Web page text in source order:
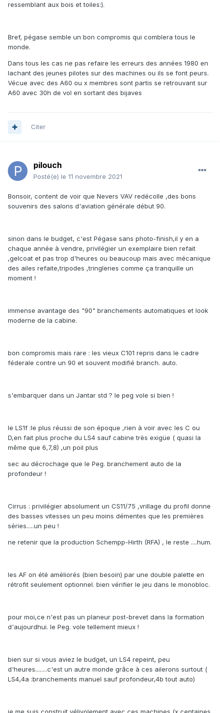
ressemblant aux bois et toiles:).
Bref, pégase semble un bon compromis qui comblera tous le
monde.
Dans tous les cas ne pas refaire les erreurs des années 1980 en
lachant des jeunes pilotes sur des machines ou ils se font peurs.
Vécue avec des A60 ou x membres sont partis se retrouvant sur
A60 avec 30h de vol en sortant des bijaves
Citer
pilouch
Posté(e) le 11 novembre 2021
Bonsoir, content de voir que Nevers VAV redécolle ,des bons
souvenirs des salons d'aviation générale début 90.
sinon dans le budget, c'est Pégase sans photo-finish,il y en a
chaque année à vendre, privilégier un exemplaire bien refait
,gelcoat et pas trop d'heures ou beaucoup mais avec mécanique
des ailes refaite,tripodes ,tringleries comme ça tranquille un
moment !
immense avantage des "90" branchements automatiques et look
moderne de la cabine.
bon compromis mais rare : les vieux C101 repris dans le cadre
féderale contre un 90 et souvent modifié branch. auto.
s'embarquer dans un Jantar std ? le peg vole si bien !
le LS1f :le plus réussi de son époque ,rien à voir avec les C ou
D,en fait plus proche du LS4 sauf cabine très exigüe ( quasi la
même que 6,7,8) ,un poil plus
sec au décrochage que le Peg. branchement auto de la
profondeur !
Cirrus : privilégier absolument un CS11/75 ,vrillage du profil donne
des basses vitesses un peu moins démentes que les premières
séries.....un peu !
ne retenir que la production Schempp-Hirth (RFA) , le reste ....hum.
les AF on été améliorés (bien besoin) par une double palette en
rétrofit seulement optionnel. bien vérifier le jeu dans le monobloc.
pour moi,ce n'est pas un planeur post-brevet dans la formation
d'aujourdhui. le Peg. vole tellement mieux !
bien sur si vous aviez le budget, un LS4 repeint, peu
d'heures........c'est un autre monde grâce à ces ailerons surtout (
LS4,4a :branchements manuel sauf profondeur,4b tout auto)